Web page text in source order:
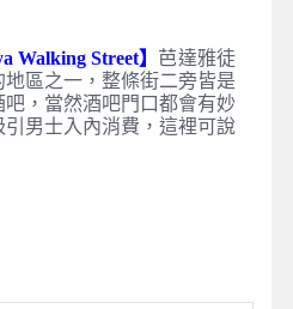
Walking Street】 芭達雅徒
區之一，整條街二旁皆是
，當然酒吧門口都會有妙
男士入內消費，這裡可說